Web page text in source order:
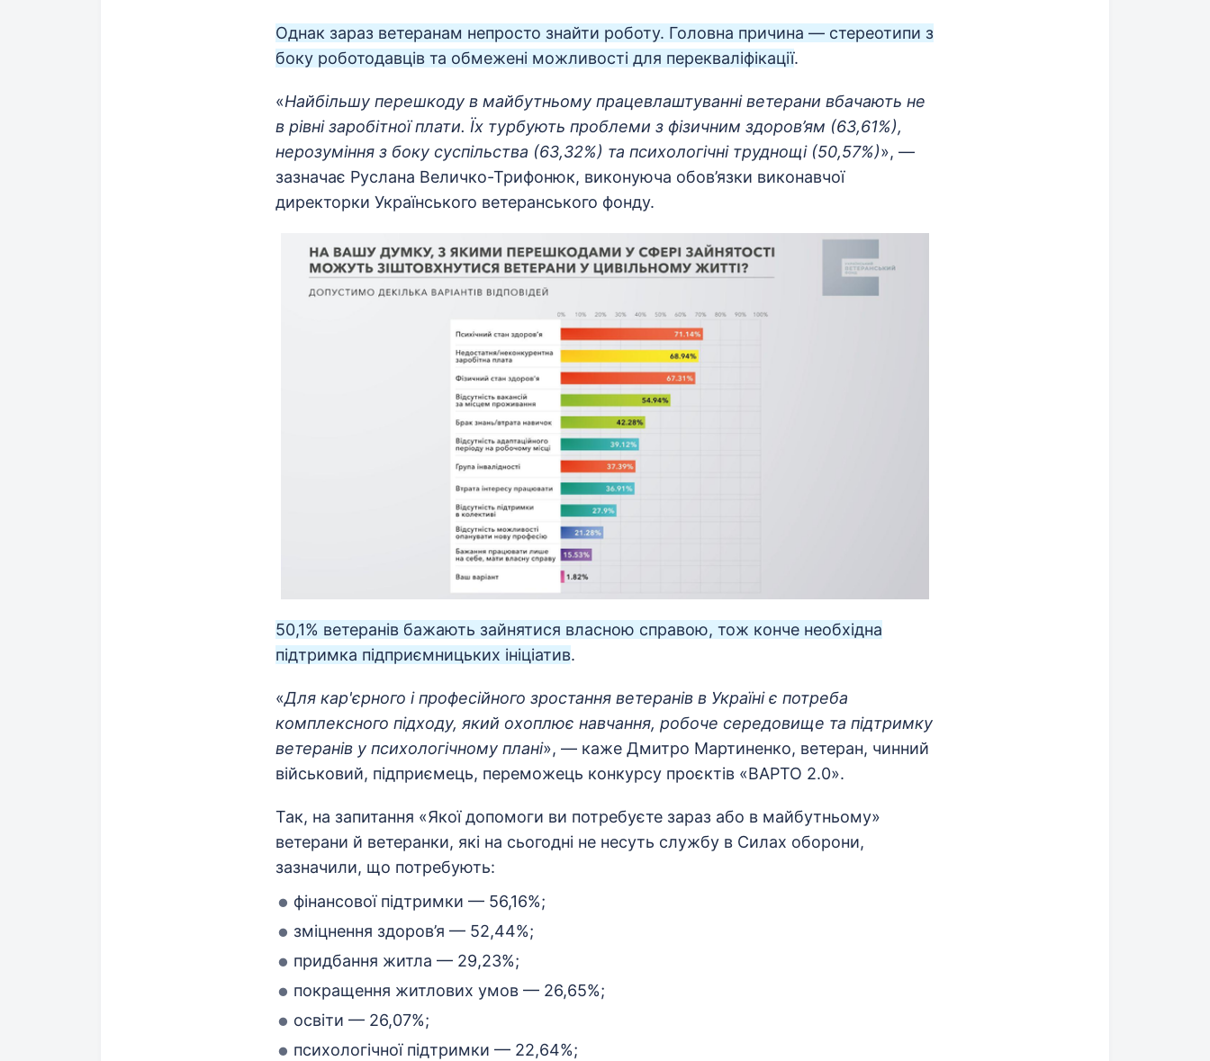
Однак зараз ветеранам непросто знайти роботу. Головна причина — стереотипи з
боку роботодавців та обмежені можливості для перекваліфікації.
«Найбільшу перешкоду в майбутньому працевлаштуванні ветерани вбачають не
в рівні заробітної плати. Їх турбують проблеми з фізичним здоров’ям (63,61%),
нерозуміння з боку суспільства (63,32%) та психологічні труднощі (50,57%)», —
зазначає Руслана Величко-Трифонюк, виконуюча обов’язки виконавчої
директорки Українського ветеранського фонду.
50,1% ветеранів бажають зайнятися власною справою, тож конче необхідна
підтримка підприємницьких ініціатив.
«Для кар'єрного і професійного зростання ветеранів в Україні є потреба
комплексного підходу, який охоплює навчання, робоче середовище та підтримку
ветеранів у психологічному плані», — каже Дмитро Мартиненко, ветеран, чинний
військовий, підприємець, переможець конкурсу проєктів «ВАРТО 2.0».
Так, на запитання «Якої допомоги ви потребуєте зараз або в майбутньому»
ветерани й ветеранки, які на сьогодні не несуть службу в Силах оборони,
зазначили, що потребують:
фінансової підтримки — 56,16%;
зміцнення здоров’я — 52,44%;
придбання житла — 29,23%;
покращення житлових умов — 26,65%;
освіти — 26,07%;
психологічної підтримки — 22,64%;